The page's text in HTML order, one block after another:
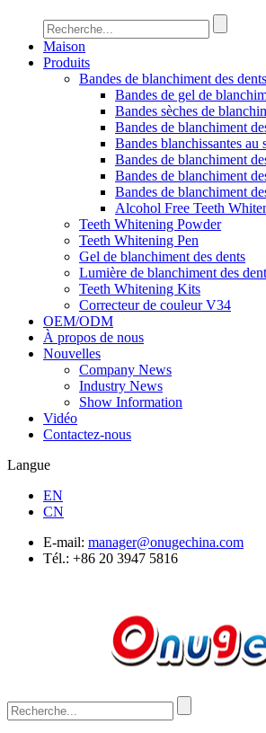
Maison
Produits
Bandes de blanchiment des dents
Bandes de gel de
Bandes sèches de
Bandes de blanchiment
Bandes blanchissantes
Bandes de blanchiment
Bandes de blanchiment
Bandes de blanchiment
Alcohol Free Teeth
Teeth Whitening Powder
Teeth Whitening Pen
Gel de blanchiment des dents
Lumière de blanchiment des
Teeth Whitening Kits
Correcteur de couleur V34
OEM/ODM
À propos de nous
Nouvelles
Company News
Industry News
Show Information
Vidéo
Contactez-nous
Langue
EN
CN
E-mail: manager@onugechina.com
Tél.: +86 20 3947 5816